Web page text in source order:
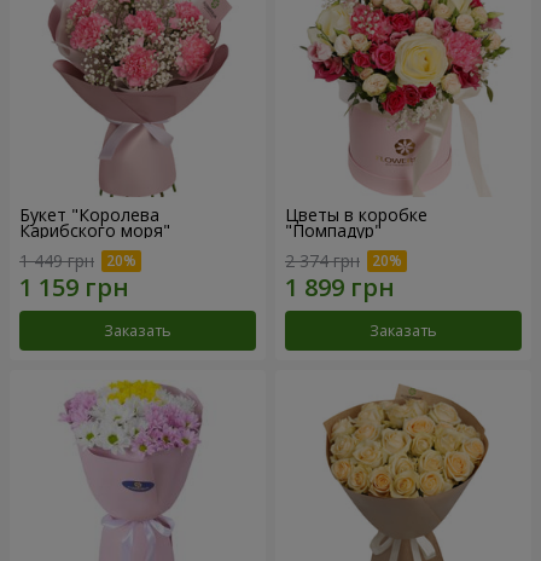
Букет "Королева
Карибского моря"
1 449 грн
Заказать
Цветы в коробке
"Помпадур"
2 374 грн
Заказать